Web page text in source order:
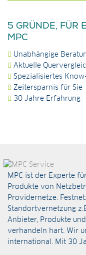
5 GRÜNDE, FÜR
MPC
Unabhängige
Aktuelle
Spezialisiertes
Zeitersparnis für Sie
30 Jahre Erfahrung
MPC ist der Experte
Produkte von
Providernetze.
Standortvernetzung
Anbieter, Produkte
verhandeln hart. Wir
international. Mit 30